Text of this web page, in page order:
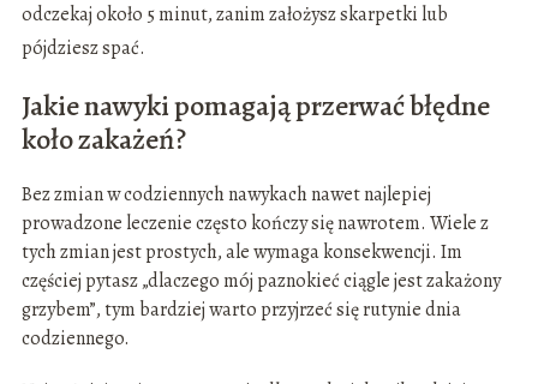
odczekaj około 5 minut, zanim założysz skarpetki lub
pójdziesz spać.
Jakie nawyki pomagają przerwać błędne
koło zakażeń?
Bez zmian w codziennych nawykach nawet najlepiej
prowadzone leczenie często kończy się nawrotem. Wiele z
tych zmian jest prostych, ale wymaga konsekwencji. Im
częściej pytasz „dlaczego mój paznokieć ciągle jest zakażony
grzybem”, tym bardziej warto przyjrzeć się rutynie dnia
codziennego.